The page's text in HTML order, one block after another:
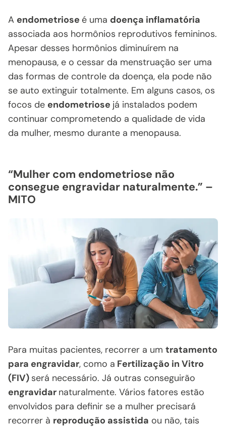
A endometriose é uma doença inflamatória
associada aos hormônios reprodutivos femininos.
Apesar desses hormônios diminuírem na
menopausa, e o cessar da menstruação ser uma
das formas de controle da doença, ela pode não
se auto extinguir totalmente. Em alguns casos, os
focos de endometriose já instalados podem
continuar comprometendo a qualidade de vida
da mulher, mesmo durante a menopausa.
“Mulher com endometriose não
consegue engravidar naturalmente.” –
MITO
Para muitas pacientes, recorrer a um tratamento
para engravidar, como a Fertilização in Vitro
(FIV) será necessário. Já outras conseguirão
engravidar naturalmente. Vários fatores estão
envolvidos para definir se a mulher precisará
recorrer à reprodução assistida ou não, tais